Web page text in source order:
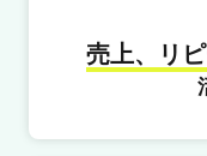
売上、リ